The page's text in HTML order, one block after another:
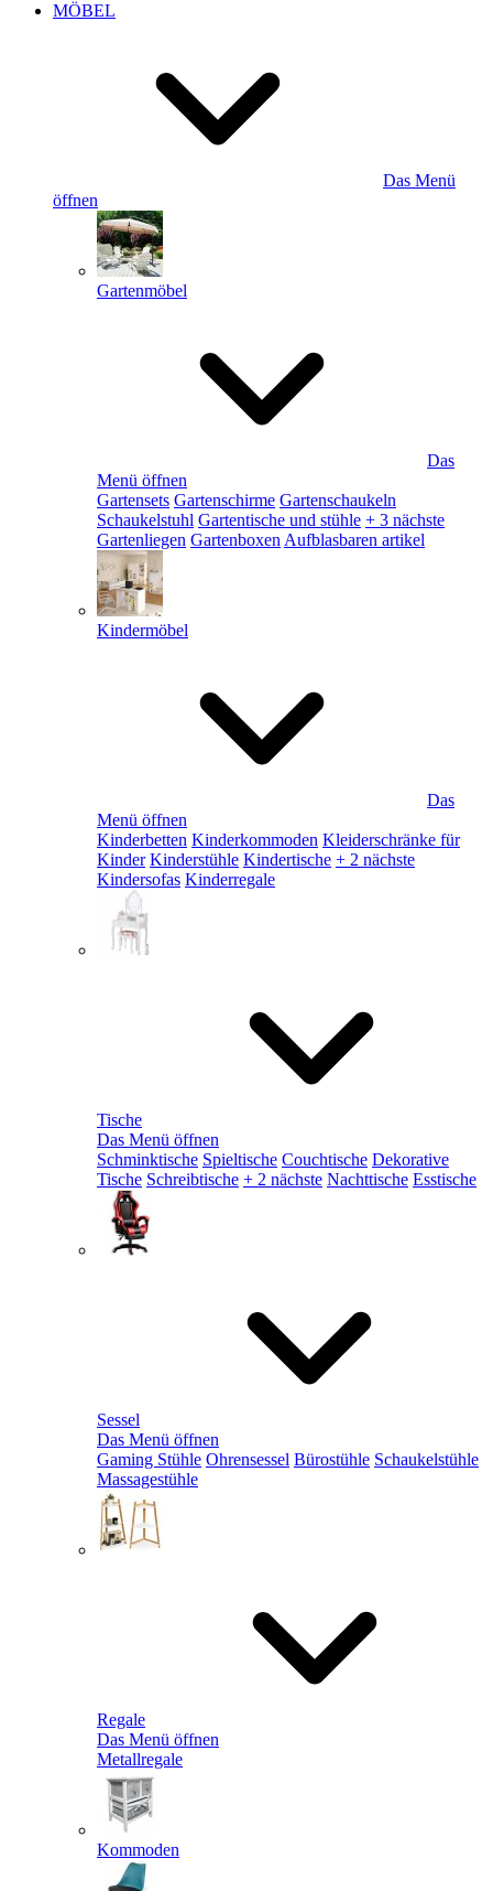
MÖBEL
Das Menü
öffnen
Gartenmöbel
Das
Menü öffnen
Gartensets Gartenschirme Gartenschaukeln
Schaukelstuhl Gartentische und stühle + 3 nächste
Gartenliegen Gartenboxen Aufblasbaren artikel
Kindermöbel
Das
Menü öffnen
Kinderbetten Kinderkommoden Kleiderschränke für
Kinder Kinderstühle Kindertische + 2 nächste
Kindersofas Kinderregale
Tische
Das Menü öffnen
Schminktische Spieltische Couchtische Dekorative
Tische Schreibtische + 2 nächste Nachttische Esstische
Sessel
Das Menü öffnen
Gaming Stühle Ohrensessel Bürostühle Schaukelstühle
Massagestühle
Regale
Das Menü öffnen
Metallregale
Kommoden